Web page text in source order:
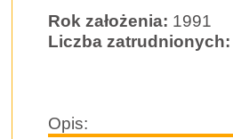
Rok założenia: 1991
Liczba zatrudnionych:
Opis: